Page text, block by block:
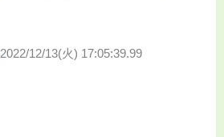
2022/12/13(火) 17:05:39.99